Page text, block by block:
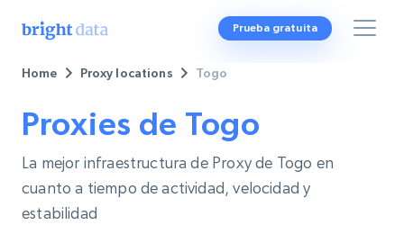
Prueba gratuita
Home Proxy locations Togo
Proxies de Togo
La mejor infraestructura de Proxy de Togo en
cuanto a tiempo de actividad, velocidad y
estabilidad